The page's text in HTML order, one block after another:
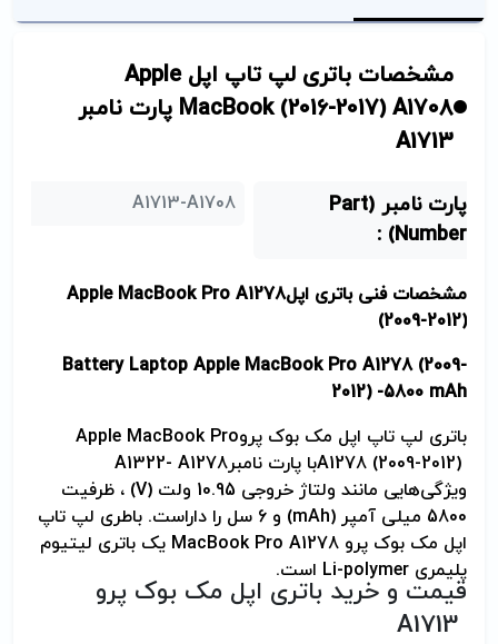
مشخصات باتری لپ تاپ اپل Apple
MacBook (2016-2017) A1708 پارت نامبر
A1713
پارت نامبر (Part
Number) :
A1713-A1708
مشخصات فنی باتری اپلApple MacBook Pro A1278
(2009-2012)
Battery Laptop Apple MacBook Pro A1278 (2009-
2012) -5800 mAh
باتری لپ تاپ اپل مک بوک پروApple MacBook Pro
A1278 (2009-2012)با پارت نامبرA1322- A1278
ویژگی‌هایی مانند ولتاژ خروجی 10.95 ولت
(V) ، ظرفیت
5800 میلی آمپر
(mAh)
و 6 سل را داراست. باطری لپ تاپ
اپل مک بوک پرو MacBook Pro A1278 یک باتری لیتیوم
پلیمری Li-polymer است.
قیمت و خرید باتری اپل مک بوک پرو
A1713